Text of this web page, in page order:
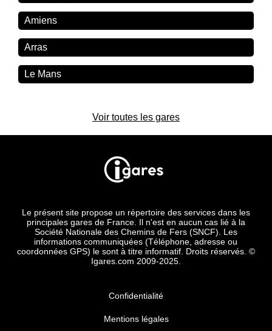
Amiens
Arras
Le Mans
Voir toutes les gares
Le présent site propose un répertoire des services dans les
principales gares de France. Il n'est en aucun cas lié à la
Société Nationale des Chemins de Fers (SNCF). Les
informations communiquées (Téléphone, adresse ou
coordonnées GPS) le sont à titre informatif. Droits réservés. ©
Igares.com 2009-2025.
Confidentialité
Mentions légales